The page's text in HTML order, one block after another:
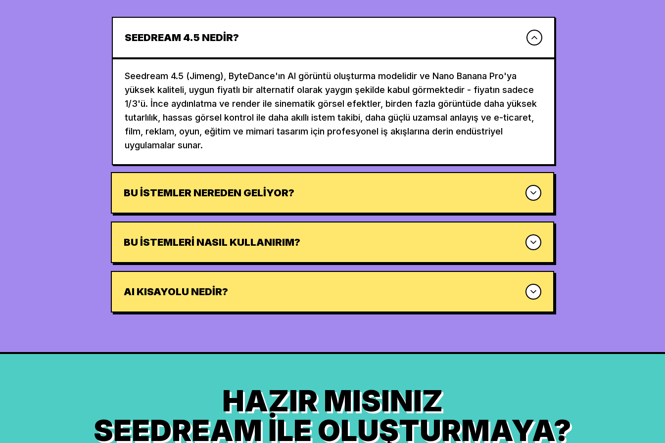
SEEDREAM 4.5 NEDIR?
Seedream 4.5 (Jimeng), ByteDance'ın AI görüntü oluşturma modelidir ve Nano Banana Pro'ya
yüksek kaliteli, uygun fiyatlı bir alternatif olarak yaygın şekilde kabul görmektedir - fiyatın sadece
1/3'ü. İnce aydınlatma ve render ile sinematik görsel efektler, birden fazla görüntüde daha yüksek
tutarlılık, hassas görsel kontrol ile daha akıllı istem takibi, daha güçlü uzamsal anlayış ve e-ticaret,
film, reklam, oyun, eğitim ve mimari tasarım için profesyonel iş akışlarına derin endüstriyel
uygulamalar sunar.
BU ISTEMLER NEREDEN GELIYOR?
BU ISTEMLERI NASIL KULLANIRIM?
AI KISAYOLU NEDIR?
HAZIR MISINIZ
SEEDREAM ILE OLUŞTURMAYA?